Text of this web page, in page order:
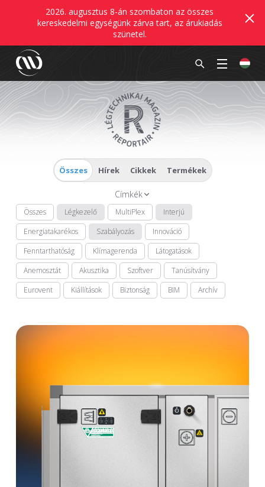
2026. augusztus 8-án szombaton az összes
kereskedelmi egységünk zárva tart, az árukiadás
szünetel.
Összes Hírek Cikkek Termékek
Címkék
Összes Légkezelő MultiPlex
Interjú
Energiatakarékos
Szabályozás
Innováció
Fenntarthatóság
Klímagerenda
Látogatások
Anemosztát
Akusztika Szoftver
Tanúsítvány
Eurovent
Kiállítások Biztonság BIM Archív